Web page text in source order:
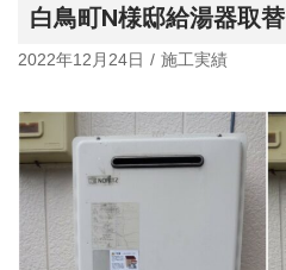
キ
ッ
白鳥町N様邸給湯器取替
2022年12月24日 施工実績